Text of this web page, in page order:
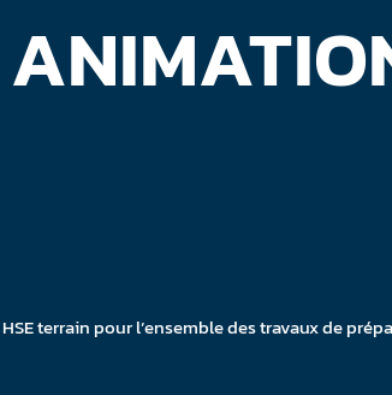
terrain pour l’ensemble des travaux de